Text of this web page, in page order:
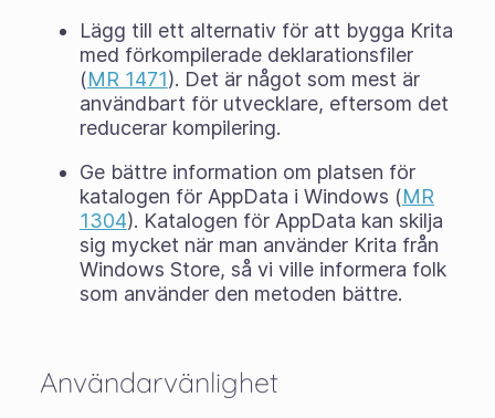
Lägg till ett alternativ för att bygga Krita
med förkompilerade deklarationsfiler
(MR 1471). Det är något som mest är
användbart för utvecklare, eftersom det
reducerar kompilering.
Ge bättre information om platsen för
katalogen för AppData i Windows (MR
1304). Katalogen för AppData kan skilja
sig mycket när man använder Krita från
Windows Store, så vi ville informera folk
som använder den metoden bättre.
Användarvänlighet